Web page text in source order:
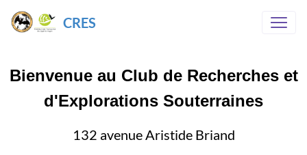
CRES
Bienvenue au Club de Recherches et
d'Explorations Souterraines
132 avenue Aristide Briand